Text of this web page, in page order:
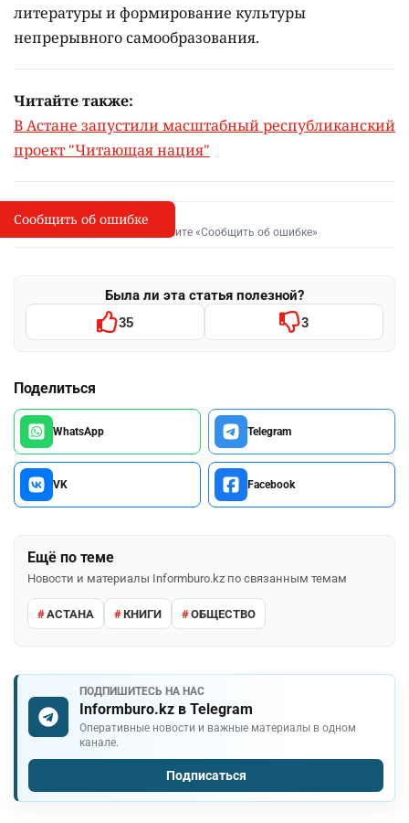
литературы и формирование культуры
непрерывного самообразования.
Читайте также:
В Астане запустили масштабный республиканский
проект "Читающая нация"
I
Сообщить об опечатке
Выделите фрагмент и нажмите «Сообщить об ошибке»
Была ли эта статья полезной?
35 3
Поделиться
WhatsApp Telegram
VK Facebook
Ещё по теме
Новости и материалы Informburo.kz по связанным темам
АСТАНА КНИГИ ОБЩЕСТВО
ПОДПИШИТЕСЬ НА НАС
Informburo.kz в Telegram
Оперативные новости и важные материалы в одном
канале.
Подписаться
Сообщить об ошибке